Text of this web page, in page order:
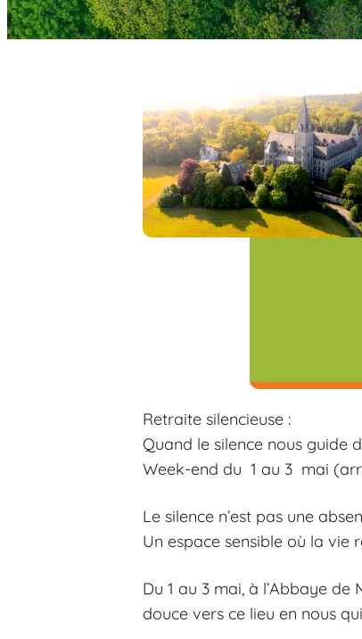
Retraite silencieuse :
Quand le silence nous guide
Week-end du 1 au 3 mai
Le silence n’est pas une
Un espace sensible où la vie
Du 1 au 3 mai, à l’Abbaye
douce vers ce lieu en nous